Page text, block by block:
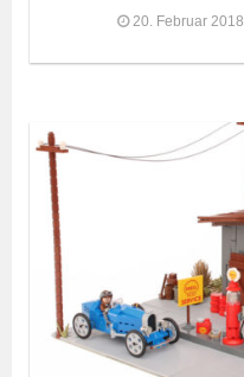
20. Februar 2018